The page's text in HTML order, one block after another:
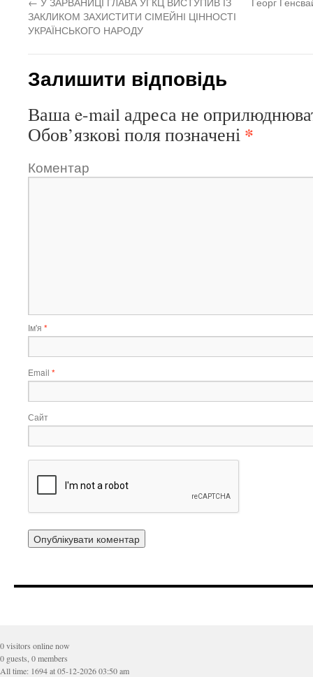
ЗАКЛИКОМ ЗАХИСТИТИ СІМЕЙНІ ЦІННОСТІ
УКРАЇНСЬКОГО НАРОДУ
Залишити відповідь
Ваша e-mail адреса не
Обов’язкові поля позначені *
Коментар
Ім'я *
Email *
Сайт
0 visitors online now
0 guests, 0 members
All time: 1694 at 05-12-2026 03:50 am